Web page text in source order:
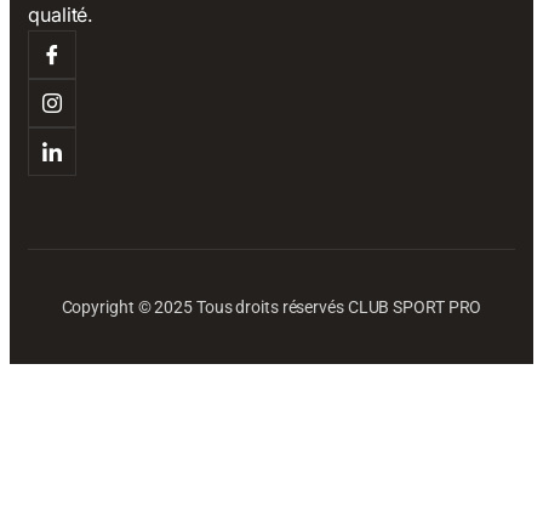
qualité.
Copyright © 2025 Tous droits réservés CLUB SPORT PRO